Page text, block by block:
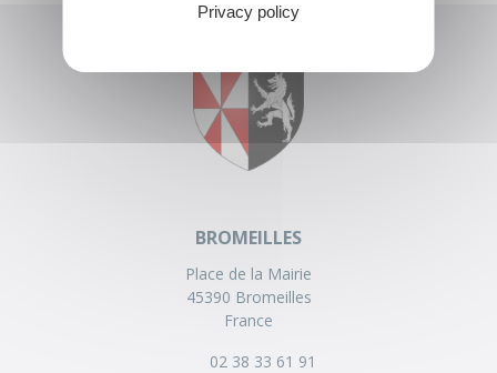
BROMEILLES
Place de la Mairie
45390 Bromeilles
France
02 38 33 61 91
Privacy policy